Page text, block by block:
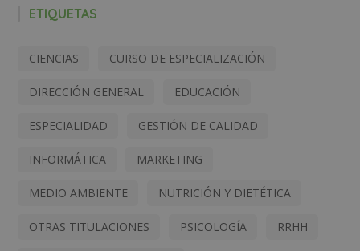
ETIQUETAS
CIENCIAS CURSO DE ESPECIALIZACIÓN
DIRECCIÓN GENERAL EDUCACIÓN
ESPECIALIDAD GESTIÓN DE CALIDAD
INFORMÁTICA MARKETING
MEDIO AMBIENTE NUTRICIÓN Y DIETÉTICA
OTRAS TITULACIONES PSICOLOGÍA RRHH